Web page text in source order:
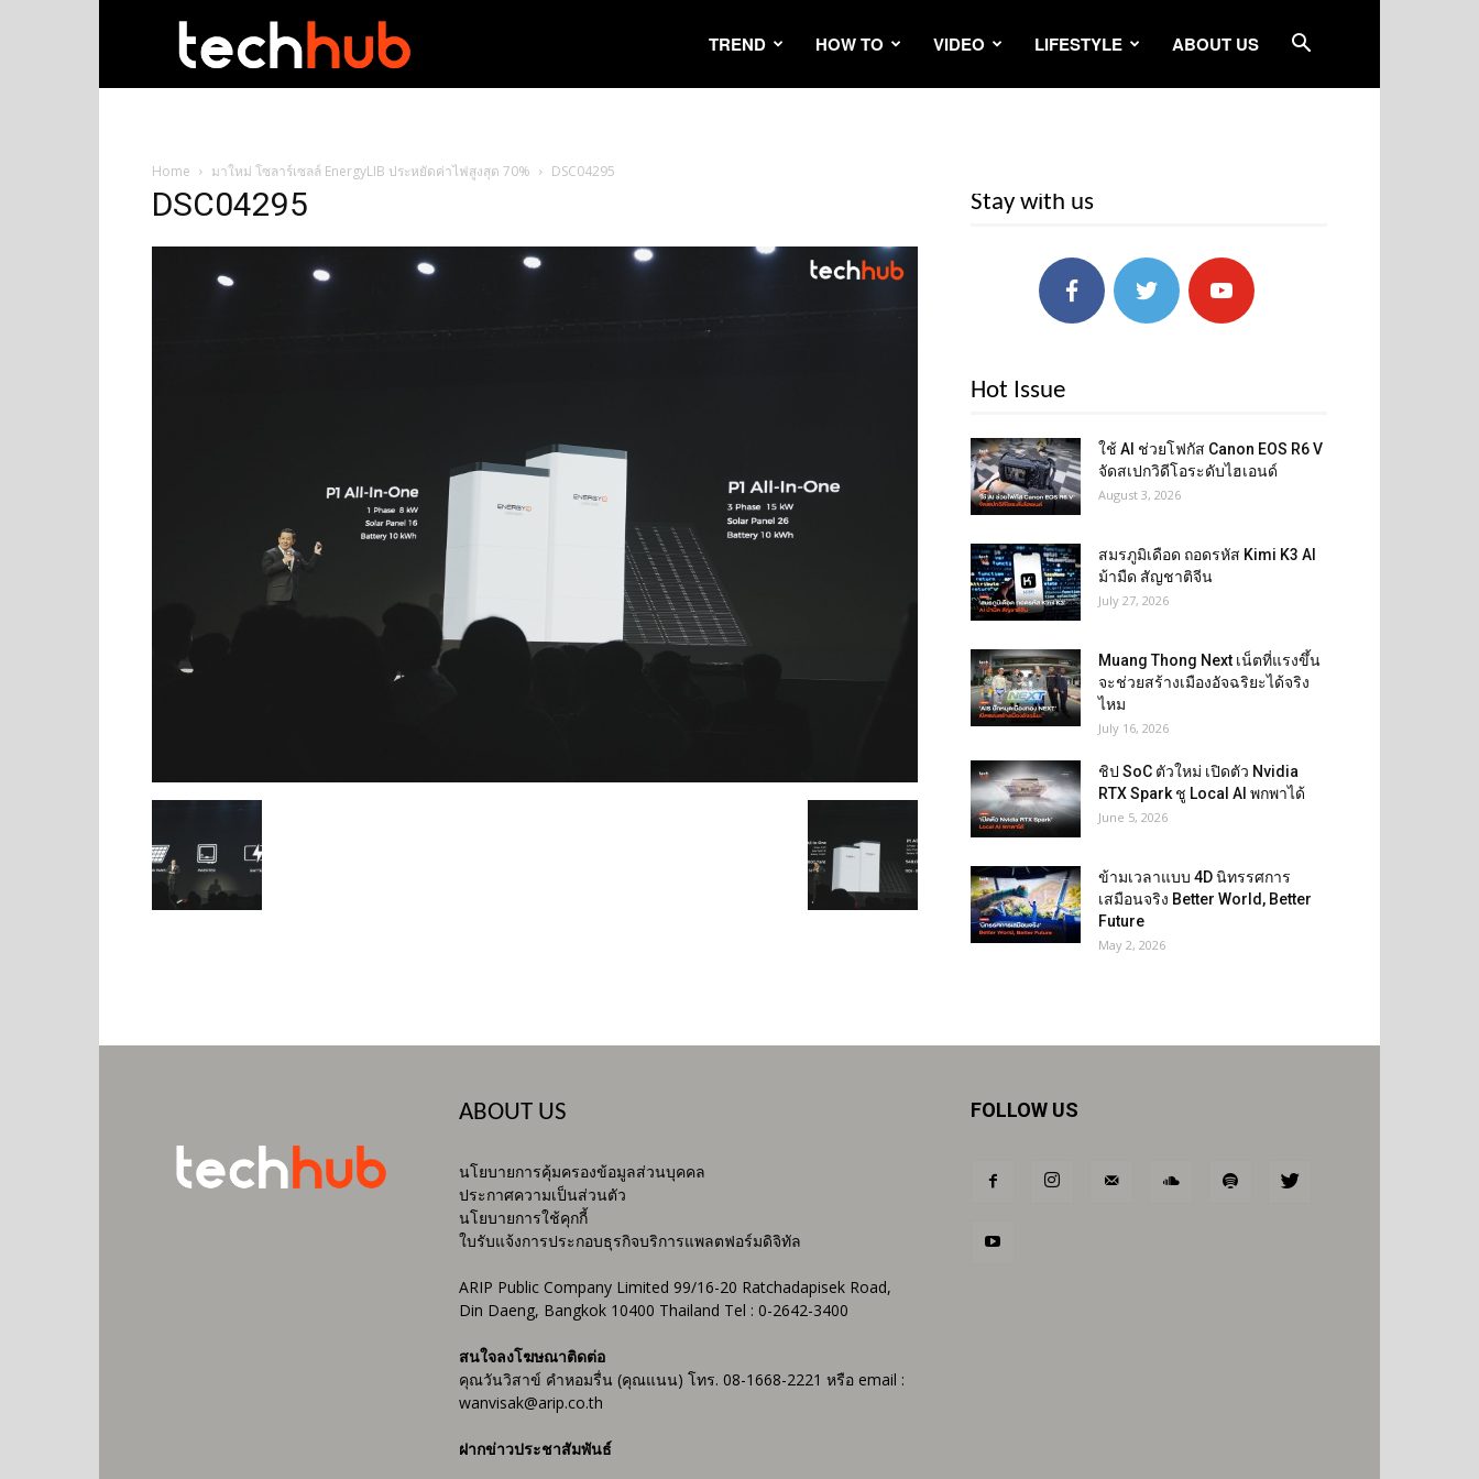
TREND HOW TO VIDEO LIFESTYLE ABOUT US
Home มาใหม่ โซลาร์เซลล์ EnergyLIB ประหยัดค่าไฟสูงสุด 70% DSC04295
DSC04295 Stay with us
Hot Issue
ใช้ AI ช่วยโฟกัส Canon EOS R6 V
จัดสเปกวิดีโอระดับไฮเอนด์
August 3, 2026
สมรภูมิเดือด ถอดรหัส Kimi K3 AI
ม้ามืด สัญชาติจีน
July 27, 2026
Muang Thong Next เน็ตที่แรงขึ้น
จะช่วยสร้างเมืองอัจฉริยะได้จริง
ไหม
July 16, 2026
ชิป SoC ตัวใหม่ เปิดตัว Nvidia
RTX Spark ชู Local AI พกพาได้
June 5, 2026
ข้ามเวลาแบบ 4D นิทรรศการ
เสมือนจริง Better World, Better
Future
May 2, 2026
ABOUT US
นโยบายการคุ้มครองข้อมูลส่วนบุคคล
ประกาศความเป็นส่วนตัว
นโยบายการใช้คุกกี้
ใบรับแจ้งการประกอบธุรกิจบริการแพลตฟอร์มดิจิทัล
ARIP Public Company Limited 99/16-20 Ratchadapisek Road,
Din Daeng, Bangkok 10400 Thailand Tel : 0-2642-3400
สนใจลงโฆษณาติดต่อ
คุณวันวิสาข์ คำหอมรื่น (คุณแนน) โทร. 08-1668-2221 หรือ email :
wanvisak@arip.co.th
ฝากข่าวประชาสัมพันธ์
FOLLOW US